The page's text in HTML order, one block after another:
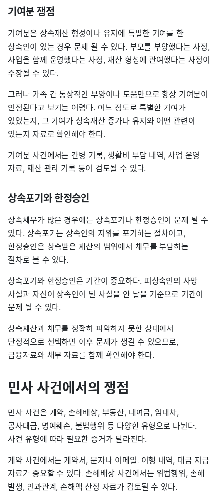
기여분 쟁점
기여분은 상속재산 형성이나 유지에 특별한 기여를 한
상속인이 있는 경우 문제 될 수 있다. 부모를 부양했다는 사정,
사업을 함께 운영했다는 사정, 재산 형성에 관여했다는 사정이
주장될 수 있다.
그러나 가족 간 통상적인 부양이나 도움만으로 항상 기여분이
인정된다고 보기는 어렵다. 어느 정도로 특별한 기여가
있었는지, 그 기여가 상속재산 증가나 유지와 어떤 관련이
있는지 자료로 확인해야 한다.
기여분 사건에서는 간병 기록, 생활비 부담 내역, 사업 운영
자료, 재산 관리 기록 등이 검토될 수 있다.
상속포기와 한정승인
상속채무가 많은 경우에는 상속포기나 한정승인이 문제 될 수
있다. 상속포기는 상속인의 지위를 포기하는 절차이고,
한정승인은 상속받은 재산의 범위에서 채무를 부담하는
절차로 볼 수 있다.
상속포기와 한정승인은 기간이 중요하다. 피상속인의 사망
사실과 자신이 상속인이 된 사실을 안 날을 기준으로 기간이
문제 될 수 있다.
상속재산과 채무를 정확히 파악하지 못한 상태에서
단정적으로 선택하면 이후 문제가 생길 수 있으므로,
금융자료와 채무 자료를 함께 확인해야 한다.
민사 사건에서의 쟁점
민사 사건은 계약, 손해배상, 부동산, 대여금, 임대차,
공사대금, 명예훼손, 불법행위 등 다양한 유형으로 나뉜다.
사건 유형에 따라 필요한 증거가 달라진다.
계약 사건에서는 계약서, 문자나 이메일, 이행 내역, 대금 지급
자료가 중요할 수 있다. 손해배상 사건에서는 위법행위, 손해
발생, 인과관계, 손해액 산정 자료가 검토될 수 있다.